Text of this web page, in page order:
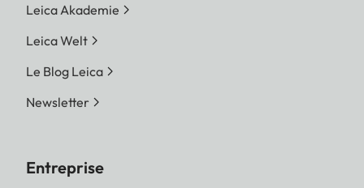
Leica Akademie
Leica Welt
Le Blog Leica
Newsletter
Entreprise